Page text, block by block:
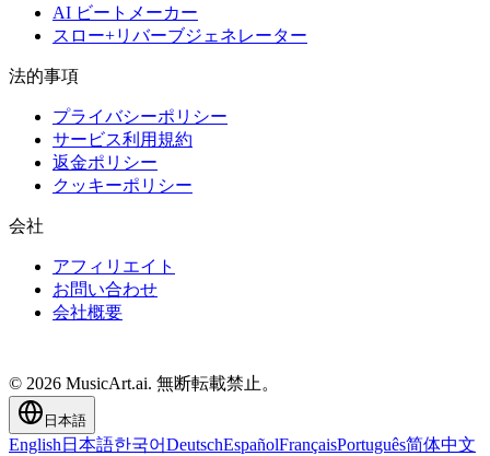
AI ビートメーカー
スロー+リバーブジェネレーター
法的事項
プライバシーポリシー
サービス利用規約
返金ポリシー
クッキーポリシー
会社
アフィリエイト
お問い合わせ
会社概要
© 2026 MusicArt.ai. 無断転載禁止。
日本語
English 日本語한국어DeutschEspañolFrançaisPortuguês简体中文